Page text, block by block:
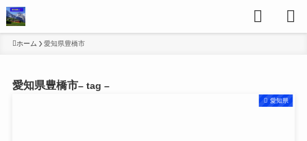
ホーム 愛知県豊橋市
愛知県豊橋市– tag –
愛知県